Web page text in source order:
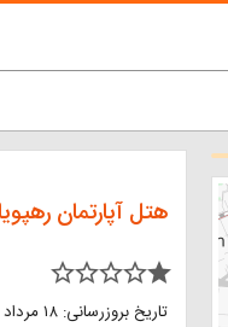
هتل آپارتمان
star_border star_border star_border star_border star
تاریخ بروزرسانی: ۱۸ مرداد ۱۴۰۰